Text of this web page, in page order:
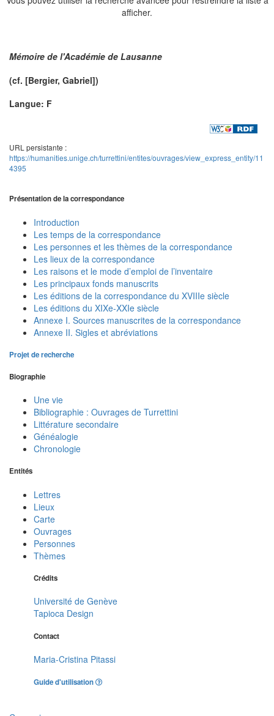
afficher.
Mémoire de l'Académie de Lausanne
(cf. [Bergier, Gabriel])
Langue: F
URL persistante :
https://humanities.unige.ch/turrettini/entites/ouvrages/view_express_entity/11
4395
Présentation de la correspondance
Introduction
Les temps de la correspondance
Les personnes et les thèmes de la correspondance
Les lieux de la correspondance
Les raisons et le mode d’emploi de l’inventaire
Les principaux fonds manuscrits
Les éditions de la correspondance du XVIIIe siècle
Les éditions du XIXe-XXIe siècle
Annexe I. Sources manuscrites de la correspondance
Annexe II. Sigles et abréviations
Projet de recherche
Biographie
Une vie
Bibliographie : Ouvrages de Turrettini
Littérature secondaire
Généalogie
Chronologie
Entités
Lettres
Lieux
Carte
Ouvrages
Personnes
Thèmes
Crédits
Université de Genève
Tapioca Design
Contact
Maria-Cristina Pitassi
Guide d'utilisation